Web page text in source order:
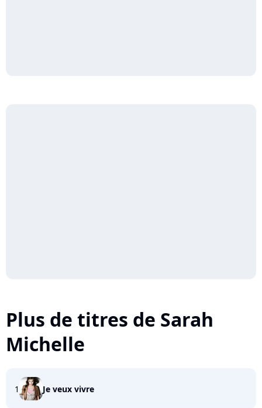
Plus de titres de Sarah
Michelle
1 Je veux vivre